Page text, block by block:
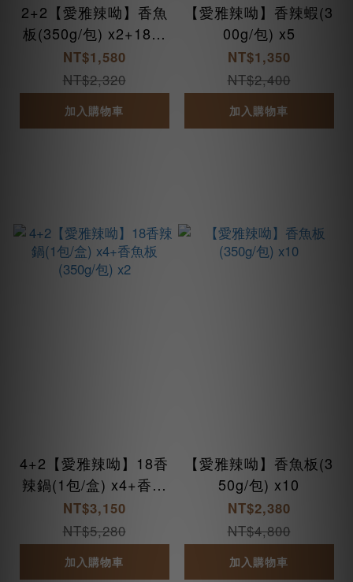
2+2【愛雅辣呦】香魚
板(350g/包) x2+18香
辣招牌脆丸(2包/盒) x
2
NT$1,580
NT$2,320
加入購物車
【愛雅辣呦】香辣蝦(3
00g/包) x5
NT$1,350
NT$2,400
加入購物車
4+2【愛雅辣呦】18香
辣鍋(1包/盒) x4+香魚
板(350g/包) x2
NT$3,150
NT$5,280
加入購物車
【愛雅辣呦】香魚板(3
50g/包) x10
NT$2,380
NT$4,800
加入購物車